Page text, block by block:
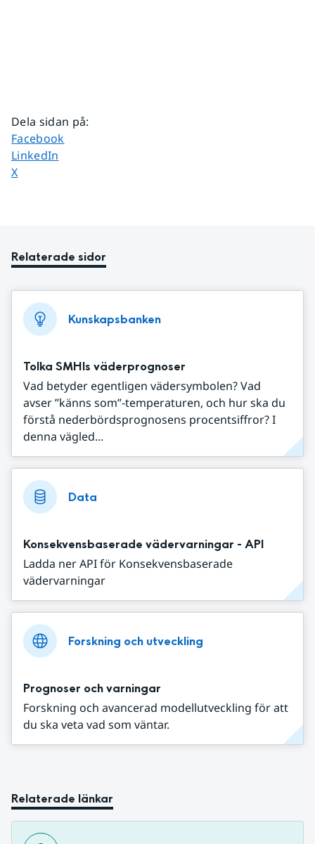
Dela sidan på:
Dela sidan på
Facebook
Dela sidan på
LinkedIn
Dela sidan på
X
Relaterade sidor
Kunskapsbanken
Tolka SMHIs väderprognoser
Vad betyder egentligen vädersymbolen? Vad
avser ”känns som”-temperaturen, och hur ska du
förstå nederbördsprognosens procentsiffror? I
denna vägled...
Data
Konsekvensbaserade vädervarningar - API
Ladda ner API för Konsekvensbaserade
vädervarningar
Forskning och utveckling
Prognoser och varningar
Forskning och avancerad modellutveckling för att
du ska veta vad som väntar.
Relaterade länkar